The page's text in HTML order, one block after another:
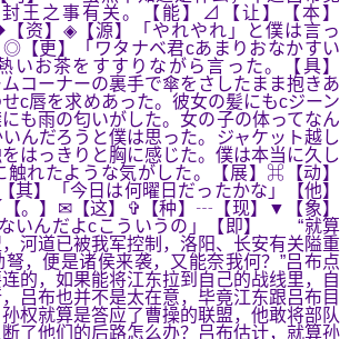
王之事有关。【能】⊿【让】【本】
资】◈【源】「やれやれ」と僕は言っ
【更】「ワタナベ君cあまりおなかすい
いお茶をすすりながら言った。【具】
コーナーの裏手で傘をさしたまま抱きあ
c唇を求めあった。彼女の髪にもcジーン
も雨の匂いがした。女の子の体ってなん
んだろうと僕は思った。ジャケット越し
はっきりと胸に感じた。僕は本当に久し
触れたような気がした。【展】⌘【动】
】「今日は何曜日だったかな」【他】
。】✉【这】✞【种】┄【现】▼【象】
ないんだよcこういうの」【即】 “就算
河道已被我军控制，洛阳、长安有关隘重
，便是诸侯来袭，又能奈我何？”吕布点
的，如果能将江东拉到自己的战线里，自
吕布也并不是太在意，毕竟江东跟吕布目
权就算是答应了曹操的联盟，他敢将部队
了他们的后路怎么办？吕布估计，就算孙